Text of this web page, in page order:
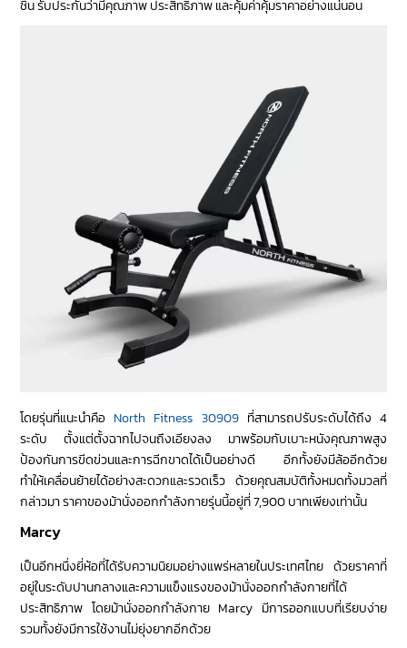
ชิ้น รับประกันว่ามีคุณภาพ ประสิทธิภาพ และคุ้มค่าคุ้มราคาอย่างแน่นอน
โดยรุ่นที่แนะนำคือ North Fitness 30909ที่สามารถปรับระดับได้ถึง 4
ระดับ ตั้งแต่ตั้งฉากไปจนถึงเอียงลง มาพร้อมกับเบาะหนังคุณภาพสูง
ป้องกันการขีดข่วนและการฉีกขาดได้เป็นอย่างดี อีกทั้งยังมีล้ออีกด้วย
ทำให้เคลื่อนย้ายได้อย่างสะดวกและรวดเร็ว ด้วยคุณสมบัติทั้งหมดทั้งมวลที่
กล่าวมา ราคาของม้านั่งออกกำลังกายรุ่นนี้อยู่ที่ 7,900 บาทเพียงเท่านั้น
Marcy
เป็นอีกหนึ่งยี่ห้อที่ได้รับความนิยมอย่างแพร่หลายในประเทศไทย ด้วยราคาที่
อยู่ในระดับปานกลางและความแข็งแรงของม้านั่งออกกำลังกายที่ได้
ประสิทธิภาพ โดยม้านั่งออกกำลังกาย Marcy มีการออกแบบที่เรียบง่าย
รวมทั้งยังมีการใช้งานไม่ยุ่งยากอีกด้วย